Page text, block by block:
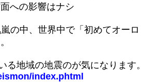
への影響はナシ
の中、世界中で「初めてオーロ
る地域の地震のが気になります
index.phtml